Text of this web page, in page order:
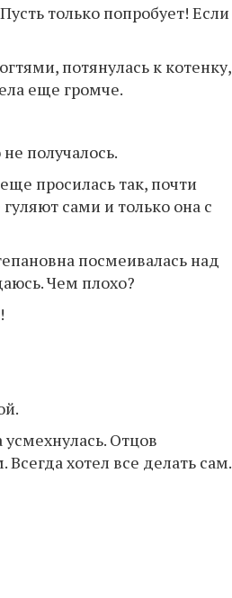
только попробует! Если
потянулась к котенку,
еще громче.
получалось.
просилась так, почти
сами и только она с
посмеивалась над
Чем плохо?
Отцов
хотел все делать сам.